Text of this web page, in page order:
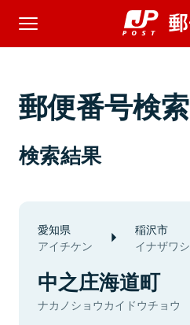
郵便番号検索
検索結果
愛知県
アイチケン
稲沢市
イナザワシ
中之庄海道町
ナカノショウカイドウチョウ